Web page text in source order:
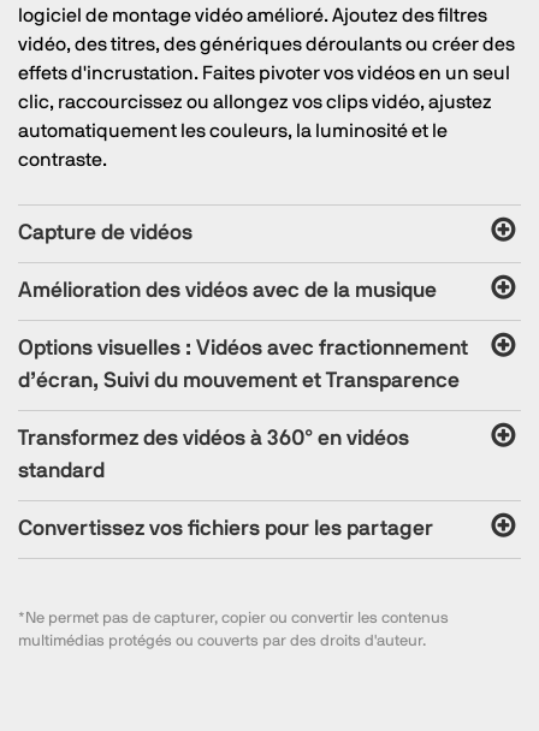
logiciel de montage vidéo amélioré. Ajoutez des filtres
vidéo, des titres, des génériques déroulants ou créer des
effets d'incrustation. Faites pivoter vos vidéos en un seul
clic, raccourcissez ou allongez vos clips vidéo, ajustez
automatiquement les couleurs, la luminosité et le
contraste.
Capture de vidéos
Amélioration des vidéos avec de la musique
Options visuelles : Vidéos avec fractionnement
d’écran, Suivi du mouvement et Transparence
Transformez des vidéos à 360° en vidéos
standard
Convertissez vos fichiers pour les partager
*Ne permet pas de capturer, copier ou convertir les contenus
multimédias protégés ou couverts par des droits d'auteur.